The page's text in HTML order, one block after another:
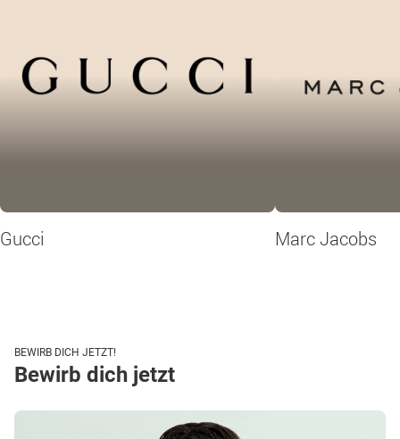
Gucci Marc Jacobs
BEWIRB DICH JETZT!
Bewirb dich jetzt